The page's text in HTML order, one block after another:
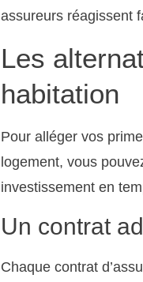
assureurs réagissent
Les
habitation
Pour alléger vos
logement, vous
investissement en
Un contrat
Chaque contrat